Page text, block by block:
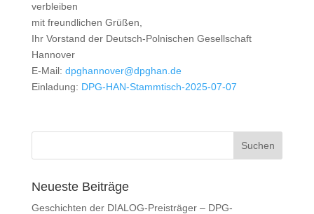
verbleiben
mit freundlichen Grüßen,
Ihr Vorstand der Deutsch-Polnischen Gesellschaft
Hannover
E-Mail: dpghannover@dpghan.de
Einladung: DPG-HAN-Stammtisch-2025-07-07
Neueste Beiträge
Geschichten der DIALOG-Preisträger – DPG-